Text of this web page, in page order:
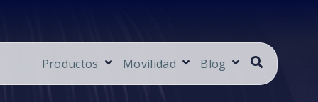
Productos Movilidad Blog